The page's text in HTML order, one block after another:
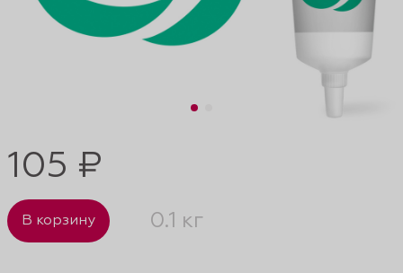
105 ₽
В корзину 0.1 кг